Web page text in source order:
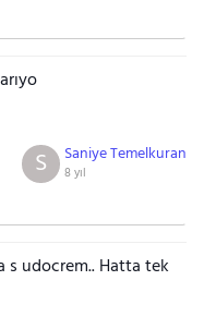
Saniye Temelkuran
8 yıl
S
s udocrem.. Hatta tek